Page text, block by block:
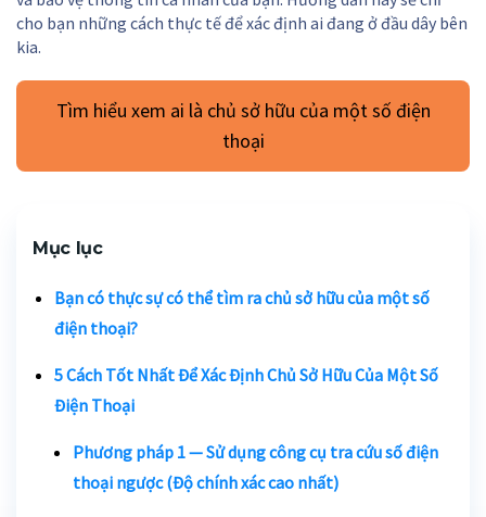
cho bạn những cách thực tế để xác định ai đang ở đầu dây bên
kia.
Tìm hiểu xem ai là chủ sở hữu của một số điện
thoại
Mục lục
Bạn có thực sự có thể tìm ra chủ sở hữu của một số
điện thoại?
5 Cách Tốt Nhất Để Xác Định Chủ Sở Hữu Của Một Số
Điện Thoại
Phương pháp 1 — Sử dụng công cụ tra cứu số điện
thoại ngược (Độ chính xác cao nhất)